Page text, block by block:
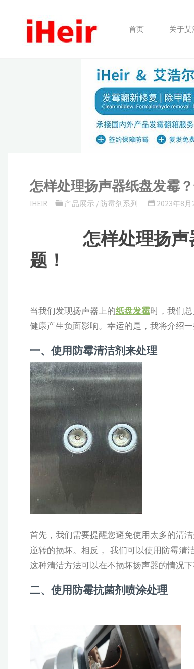
首页 关于艾
怎样处理扬声器纸盘发霉
IHEIR 产品展示 / 防霉剂系列 2023年8月
怎样处理扬声器
题！
当我们发现扬声器上的纸盘发霉时，我们
健康产生负面影响。幸运的是，我将介绍
一、使用防霉清洁剂来处理
首先，我们需要提醒您避免使用太多的清
逆转的损坏。相反， 我们可以使用防霉清
这种清洁方法可以在不损坏扬声器的情况下
二、使用防霉抗菌剂喷涂处理